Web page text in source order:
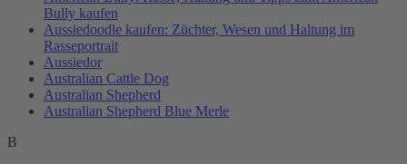
Bully kaufen
Aussiedoodle kaufen: Züchter, Wesen und Haltung im
Rasseportrait
Aussiedor
Australian Cattle Dog
Australian Shepherd
Australian Shepherd Blue Merle
B